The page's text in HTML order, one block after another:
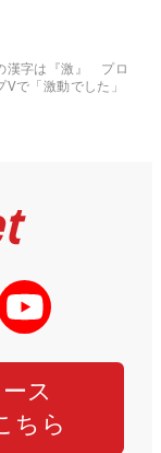
漢字は『激』 プロ
Vで「激動でした」
ス
ちら